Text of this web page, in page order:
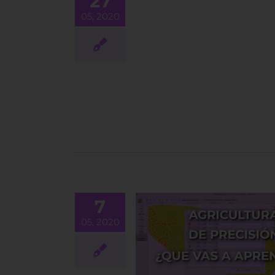
05, 2020
7
05, 2020
aprender en el curso
aplicada a la